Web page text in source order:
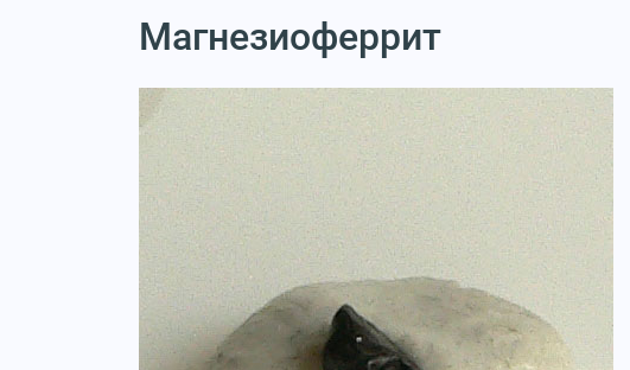
Магнезиоферрит